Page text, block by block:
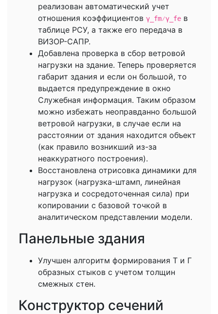
реализован автоматический учет
отношения коэффициентов γ_fm⁄γ_feв
таблице РСУ, а также его передача в
ВИЗОР-САПР.
Добавлена проверка в сбор ветровой
нагрузки на здание. Теперь проверяется
габарит здания и если он большой, то
выдается предупреждение в окно
Служебная информация. Таким образом
можно избежать неоправданно большой
ветровой нагрузки, в случае если на
расстоянии от здания находится объект
(как правило возникший из-за
неаккуратного построения).
Восстановлена отрисовка динамики для
нагрузок (нагрузка-штамп, линейная
нагрузка и сосредоточенная сила) при
копировании с базовой точкой в
аналитическом представлении модели.
Панельные здания
Улучшен алгоритм формирования Т и Г
образных стыков с учетом толщин
смежных стен.
Конструктор сечений